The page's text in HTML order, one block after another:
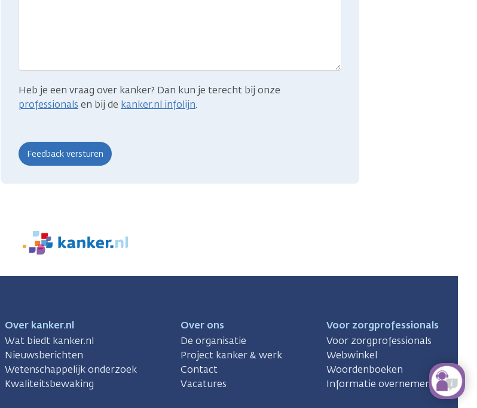
Heb je een vraag over kanker? Dan kun je terecht bij onze
professionals en bij de kanker.nl infolijn.
We
er
Over kanker.nl
Wat biedt kanker.nl
Nieuwsberichten
Wetenschappelijk onderzoek
Kwaliteitsbewaking
Over ons
De organisatie
Project kanker & werk
Contact
Vacatures
Voor zorgprofessionals
Voor zorgprofessionals
Webwinkel
Woordenboeken
Informatie overnemen